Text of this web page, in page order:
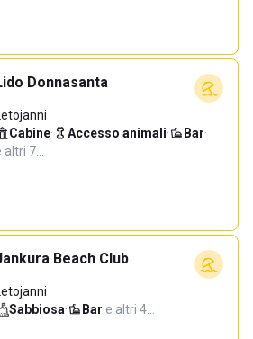
Donnasanta
Cabine· Accesso animali· Bar·
altri 7…
Beach Club
Sabbiosa· Bar·e altri 4…